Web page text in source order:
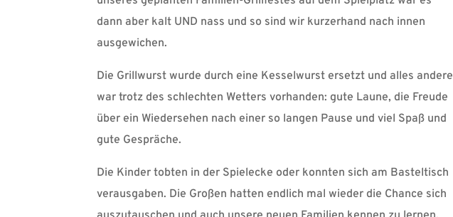
dann aber kalt UND nass und so sind wir kurzerhand nach innen
ausgewichen.
Die Grillwurst wurde durch eine Kesselwurst ersetzt und alles andere
war trotz des schlechten Wetters vorhanden: gute Laune, die Freude
über ein Wiedersehen nach einer so langen Pause und viel Spaß und
gute Gespräche.
Die Kinder tobten in der Spielecke oder konnten sich am Basteltisch
verausgaben. Die Großen hatten endlich mal wieder die Chance sich